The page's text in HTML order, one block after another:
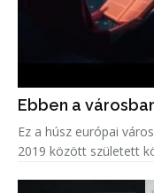
Ebben a
Ez a húsz európai
2019 között született